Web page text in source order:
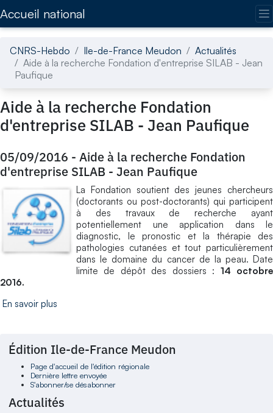
Accueil national
CNRS-Hebdo Ile-de-France Meudon
Actualités
Aide à la recherche Fondation d'entreprise SILAB - Jean
Paufique
Aide à la recherche Fondation
d'entreprise SILAB - Jean Paufique
05/09/2016 - Aide à la recherche Fondation
d'entreprise SILAB - Jean Paufique
La Fondation soutient des jeunes chercheurs
(doctorants ou post-doctorants) qui participent
à des travaux de recherche ayant
potentiellement une application dans le
diagnostic, le pronostic et la thérapie des
pathologies cutanées et tout particulièrement
dans le domaine du cancer de la peau. Date
limite de dépôt des dossiers : 14 octobre
2016.
En savoir plus
Édition Ile-de-France Meudon
Page d'accueil de l'édition régionale
Dernière lettre envoyée
S'abonner/se désabonner
Actualités